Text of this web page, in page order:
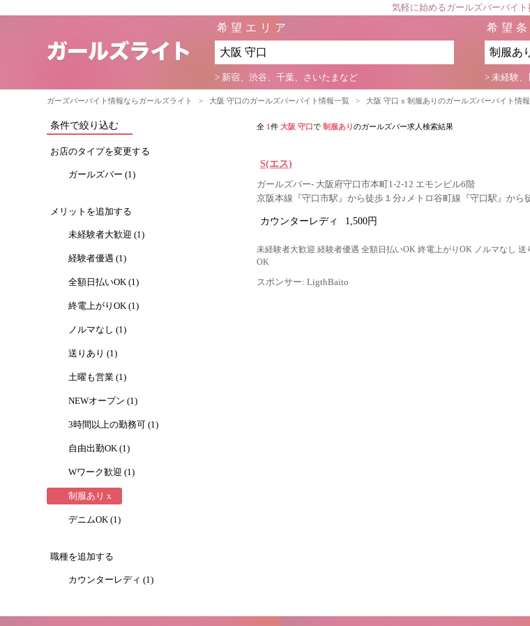
気軽に始めるガールズバーバイト
希望エリア
> 新宿、渋谷、千葉、さいたまなど
希望
> 未経験
ガーズバーバイト情報ならガールズライト > 大阪 守口のガールズバーバイト情報一覧 > 大阪 守口 x 制服ありのガールズバーバイト情
条件で絞り込む
お店のタイプを変更する
ガールズバー (1)
メリットを追加する
未経験者大歓迎 (1)
経験者優遇 (1)
全額日払いOK (1)
終電上がりOK (1)
ノルマなし (1)
送りあり (1)
土曜も営業 (1)
NEWオープン (1)
3時間以上の勤務可 (1)
自由出勤OK (1)
Wワーク歓迎 (1)
制服あり x
デニムOK (1)
職種を追加する
カウンターレディ (1)
全 1件 大阪 守口で 制服ありのガールズバー求人検索結果
S(エス)
ガールズバー- 大阪府守口市本町1-2-12 エモンビル6階
京阪本線『守口市駅』から徒歩１分♪メトロ谷町線『守口駅』から
カウンターレディ 1,500円
未経験者大歓迎 経験者優遇 全額日払いOK 終電上がりOK ノルマなし
OK
スポンサー: LigthBaito